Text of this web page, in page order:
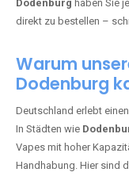
Dodenburg haben Sie
direkt zu bestellen –
Warum
Dodenburg
Deutschland erlebt
In Städten wie
Vapes mit hoher
Handhabung. Hier sind